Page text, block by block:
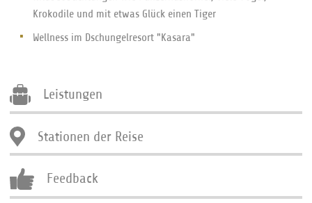
Krokodile und mit etwas Glück einen Tiger
Wellness im Dschungelresort "Kasara"
Leistungen
Stationen der Reise
Feedback